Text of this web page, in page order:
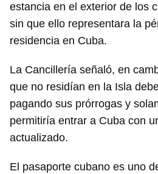
estancia en el exterior de los
sin que ello representara la
residencia en Cuba.
La Cancillería señaló, en
que no residían en la Isla
pagando sus prórrogas y
permitiría entrar a Cuba con
actualizado.
El pasaporte cubano es uno